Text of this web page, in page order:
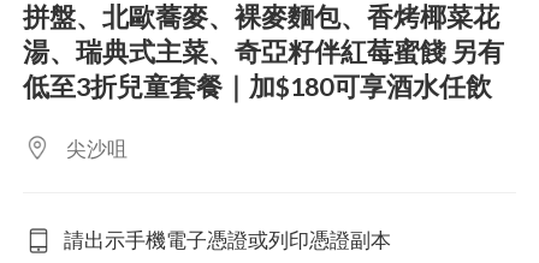
拼盤、北歐蕎麥、裸麥麵包、香烤椰菜花
湯、瑞典式主菜、奇亞籽伴紅莓蜜餞 另有
低至3折兒童套餐｜加$180可享酒水任飲
尖沙咀
請出示手機電子憑證或列印憑證副本